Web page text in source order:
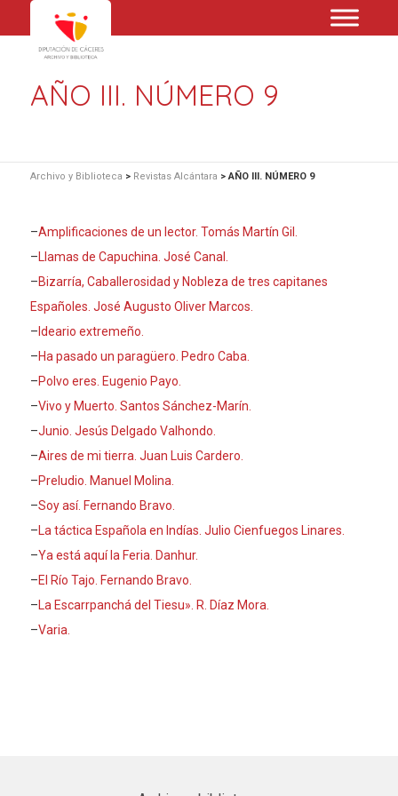
AÑO III. NÚMERO 9
Archivo y Biblioteca > Revistas Alcántara >AÑO III. NÚMERO 9
–Amplificaciones de un lector. Tomás Martín Gil.
–Llamas de Capuchina. José Canal.
–Bizarría, Caballerosidad y Nobleza de tres capitanes
Españoles. José Augusto Oliver Marcos.
– Ideario extremeño.
–Ha pasado un paragüero. Pedro Caba.
–Polvo eres. Eugenio Payo.
–Vivo y Muerto. Santos Sánchez-Marín.
–Junio. Jesús Delgado Valhondo.
–Aires de mi tierra. Juan Luis Cardero.
–Preludio. Manuel Molina.
–Soy así. Fernando Bravo.
–La táctica Española en Indías. Julio Cienfuegos Linares.
–Ya está aquí la Feria. Danhur.
–El Río Tajo. Fernando Bravo.
–La Escarrpanchá del Tiesu». R. Díaz Mora.
–Varia.